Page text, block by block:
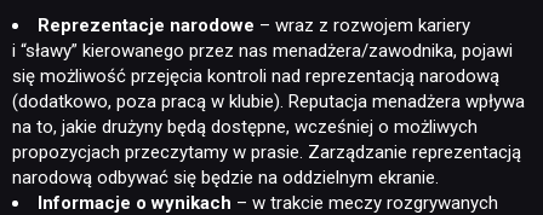
Reprezentacje narodowe – wraz z rozwojem kariery
i “sławy” kierowanego przez nas menadżera/zawodnika, pojawi
się możliwość przejęcia kontroli nad reprezentacją narodową
(dodatkowo, poza pracą w klubie). Reputacja menadżera wpływa
na to, jakie drużyny będą dostępne, wcześniej o możliwych
propozycjach przeczytamy w prasie. Zarządzanie reprezentacją
narodową odbywać się będzie na oddzielnym ekranie.
Informacje o wynikach – w trakcie meczy rozgrywanych